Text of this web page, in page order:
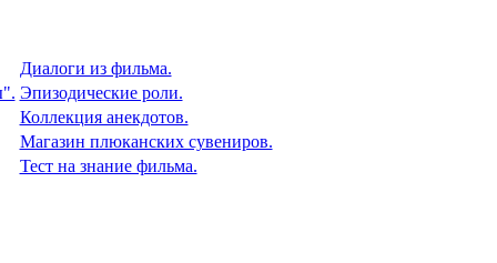
Диалоги из фильма.
Эпизодические роли.
Коллекция анекдотов.
Магазин плюканских сувениров.
Тест на знание фильма.